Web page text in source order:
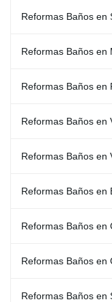
Reformas Baños en
Reformas Baños en
Reformas Baños en
Reformas Baños en
Reformas Baños en
Reformas Baños en
Reformas Baños en
Reformas Baños en
Reformas Baños en